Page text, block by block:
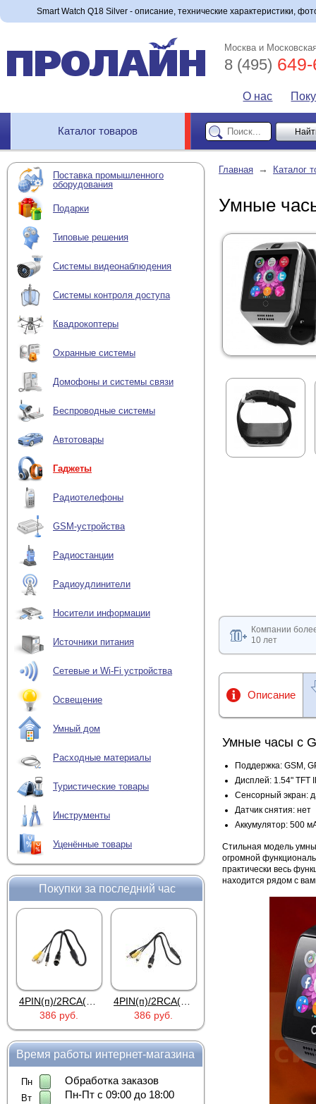
Smart Watch Q18 Silver - описание, технические характеристики,
Москва и
8 (495)
О нас
Каталог товаров
Поставка промышленного
оборудования
Подарки
Типовые решения
Системы видеонаблюдения
Системы контроля доступа
Квадрокоптеры
Охранные системы
Домофоны и системы связи
Беспроводные системы
Автотовары
Гаджеты
Радиотелефоны
GSM-устройства
Радиостанции
Радиоудлинители
Носители информации
Источники питания
Сетевые и Wi-Fi устройства
Освещение
Умный дом
Расходные материалы
Туристические товары
Инструменты
Уценённые товары
Покупки за последний час
4PIN(п)/2RCA(м)+DJK-11(п)
386 руб.
4PIN(п)/2RCA(п)+DJK-11(п)
386 руб.
Время работы интернет-магазина
Пн
Вт
Обработка заказов
Пн-Пт с 09:00 до 18:00
Главная → Каталог
Умные
Компании
10 лет
Описание
Умные часы с
Поддержка: GSM,
Дисплей: 1.54" TFT
Сенсорный экран:
Датчик снятия: нет
Аккумулятор: 500
Стильная модель
огромной
практически весь
находится рядом с